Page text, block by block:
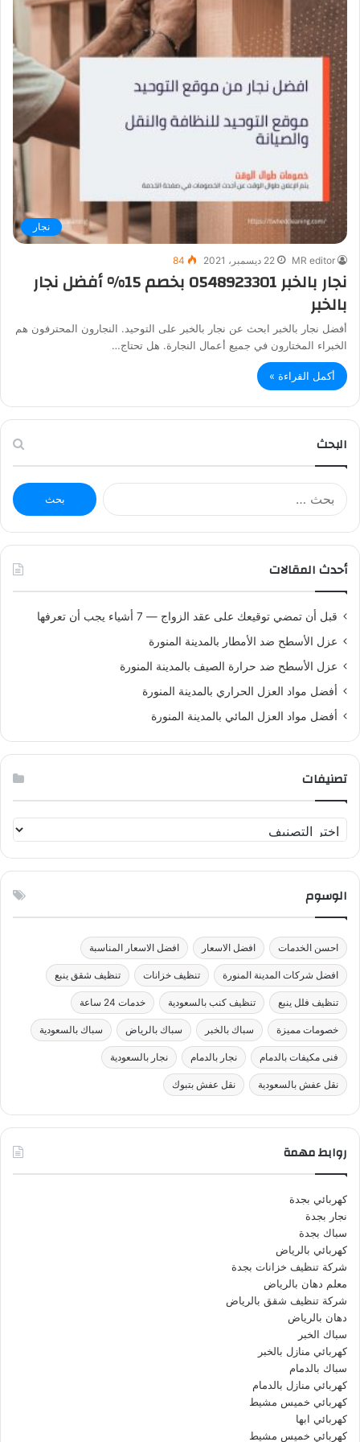
نجار
MR editor 22 ديسمبر، 2021 84
نجار بالخبر 0548923301 بخصم 15% أفضل نجار
بالخبر
أفضل نجار بالخبر ابحث عن نجار بالخبر على التوحيد. النجارون المحترفون هم
الخبراء المختارون في جميع أعمال النجارة. هل تحتاج…
أكمل القراءة »
البحث
ن
أحدث المقالات
قبل أن تمضي توقيعك على عقد الزواج — 7 أشياء يجب أن تعرفها
عزل الأسطح ضد الأمطار بالمدينة المنورة
عزل الأسطح ضد حرارة الصيف بالمدينة المنورة
أفضل مواد العزل الحراري بالمدينة المنورة
أفضل مواد العزل المائي بالمدينة المنورة
تصنيفات
ص
ن
ف
الوسوم
احسن الخدمات افضل الاسعار افضل الاسعار المناسبة
افضل شركات المدينة المنورة تنظيف خزانات تنظيف شقق ينبع
تنظيف فلل ينبع تنظيف كنب بالسعودية خدمات 24 ساعة
خصومات مميزة سباك بالخبر سباك بالرياض سباك بالسعودية
فنى مكيفات بالدمام نجار بالدمام نجار بالسعودية
نقل عفش بالسعودية نقل عفش بتبوك
روابط مهمة
كهربائي بجدة
نجار بجدة
سباك بجدة
كهربائي بالرياض
شركة تنظيف خزانات بجدة
معلم دهان بالرياض
شركة تنظيف شقق بالرياض
دهان بالرياض
سباك الخبر
كهربائي منازل بالخبر
سباك بالدمام
كهربائي منازل بالدمام
كهربائي خميس مشيط
كهربائي ابها
كهربائي خميس مشيط